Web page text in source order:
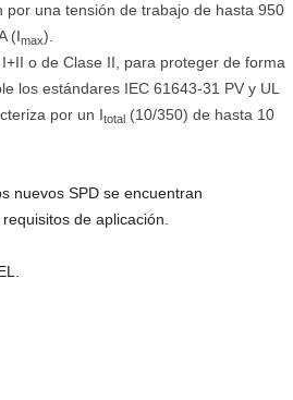
por una tensión de trabajo de hasta 950
(Imax).
o de Clase II, para proteger de forma
los estándares IEC 61643-31 PV y UL
por un Itotal(10/350) de hasta 10
nuevos SPD se encuentran
de aplicación.